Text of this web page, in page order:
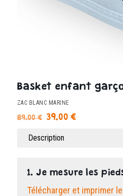
Basket enfant
ZAC BLANC MARINE
89.00€
Le
initial
39.00 €Le
Description
1. Je mesure les
Télécharger et imprimer le